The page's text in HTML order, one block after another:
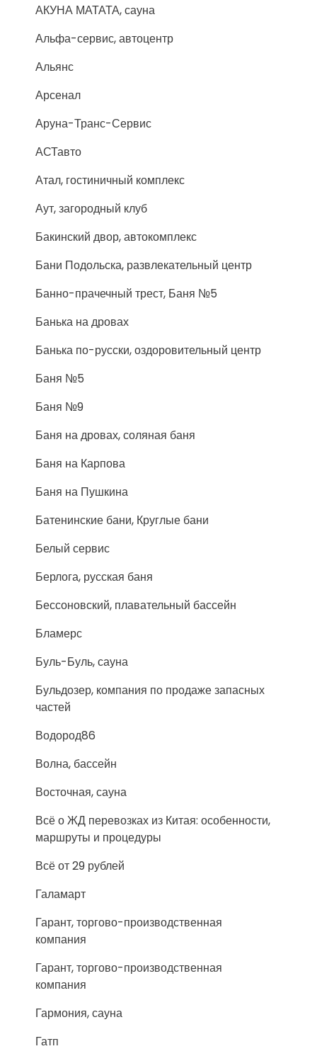
АКУНА МАТАТА, сауна
Альфа-сервис, автоцентр
Альянс
Арсенал
Аруна-Транс-Сервис
АСТавто
Атал, гостиничный комплекс
Аут, загородный клуб
Бакинский двор, автокомплекс
Бани Подольска, развлекательный центр
Банно-прачечный трест, Баня №5
Банька на дровах
Банька по-русски, оздоровительный центр
Баня №5
Баня №9
Баня на дровах, соляная баня
Баня на Карпова
Баня на Пушкина
Батенинские бани, Круглые бани
Белый сервис
Берлога, русская баня
Бессоновский, плавательный бассейн
Бламерс
Буль-Буль, сауна
Бульдозер, компания по продаже запасных
частей
Водород86
Волна, бассейн
Восточная, сауна
Всё о ЖД перевозках из Китая: особенности,
маршруты и процедуры
Всё от 29 рублей
Галамарт
Гарант, торгово-производственная
компания
Гарант, торгово-производственная
компания
Гармония, сауна
Гатп